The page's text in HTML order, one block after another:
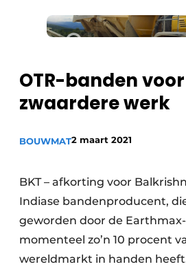
De Pen
OTR-banden
zwaardere werk
BOUWMAT2 maart 2021
BKT – afkorting voor
Indiase bandenproducent,
geworden door de
momenteel zo’n 10 procent
wereldmarkt in handen